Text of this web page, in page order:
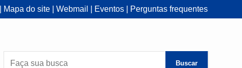
Mapa do site| Webmail Eventos| Perguntas frequentes
Buscar